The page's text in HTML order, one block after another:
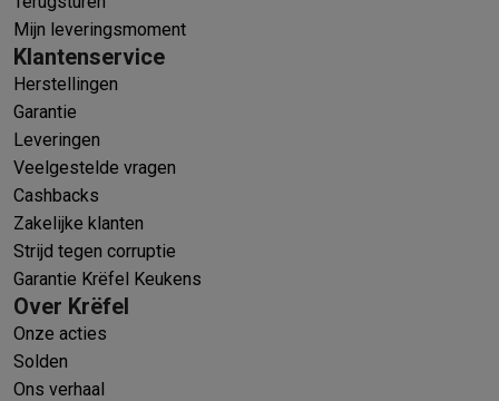
Mijn leveringsmoment
Klantenservice
Herstellingen
Garantie
Leveringen
Veelgestelde vragen
Cashbacks
Zakelijke klanten
Strijd tegen corruptie
Garantie Krëfel Keukens
Over Krëfel
Onze acties
Solden
Ons verhaal